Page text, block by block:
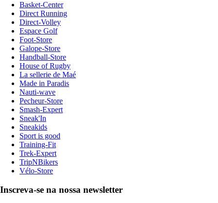
Basket-Center
Direct Running
Direct-Volley
Espace Golf
Foot-Store
Galope-Store
Handball-Store
House of Rugby
La sellerie de Maé
Made in Paradis
Nauti-wave
Pecheur-Store
Smash-Expert
Sneak'In
Sneakids
Sport is good
Training-Fit
Trek-Expert
TripNBikers
Vélo-Store
Inscreva-se na nossa newsletter